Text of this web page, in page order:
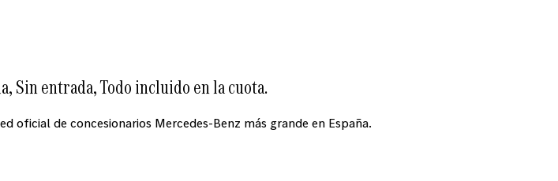
Sin entrada, Todo incluido en la cuota.
oficial de concesionarios Mercedes-Benz más grande en España.